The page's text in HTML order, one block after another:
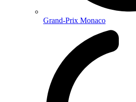
Grand-Prix Monaco